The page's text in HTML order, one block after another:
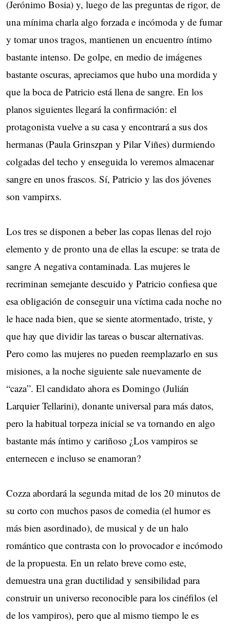
(Jerónimo Bosia) y, luego de las preguntas de rigor, de
una mínima charla algo forzada e incómoda y de fumar
y tomar unos tragos, mantienen un encuentro íntimo
bastante intenso. De golpe, en medio de imágenes
bastante oscuras, apreciamos que hubo una mordida y
que la boca de Patricio está llena de sangre. En los
planos siguientes llegará la confirmación: el
protagonista vuelve a su casa y encontrará a sus dos
hermanas (Paula Grinszpan y Pilar Viñes) durmiendo
colgadas del techo y enseguida lo veremos almacenar
sangre en unos frascos. Sí, Patricio y las dos jóvenes
son vampirxs.
Los tres se disponen a beber las copas llenas del rojo
elemento y de pronto una de ellas la escupe: se trata de
sangre A negativa contaminada. Las mujeres le
recriminan semejante descuido y Patricio confiesa que
esa obligación de conseguir una víctima cada noche no
le hace nada bien, que se siente atormentado, triste, y
que hay que dividir las tareas o buscar alternativas.
Pero como las mujeres no pueden reemplazarlo en sus
misiones, a la noche siguiente sale nuevamente de
“caza”. El candidato ahora es Domingo (Julián
Larquier Tellarini), donante universal para más datos,
pero la habitual torpeza inicial se va tornando en algo
bastante más íntimo y cariñoso ¿Los vampiros se
enternecen e incluso se enamoran?
Cozza abordará la segunda mitad de los 20 minutos de
su corto con muchos pasos de comedia (el humor es
más bien asordinado), de musical y de un halo
romántico que contrasta con lo provocador e incómodo
de la propuesta. En un relato breve como este,
demuestra una gran ductilidad y sensibilidad para
construir un universo reconocible para los cinéfilos (el
de los vampiros), pero que al mismo tiempo le es